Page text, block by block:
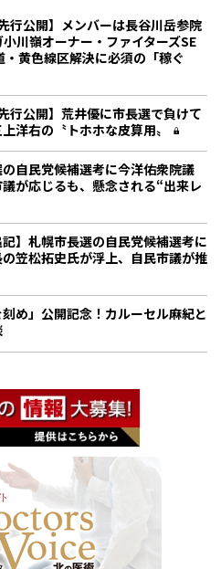
行公開】メンバーは長谷川岳参院
川嶺オーナー・ファイターズSE
黄色線区解決に必須の「稼ぐ
行公開】荒井優に市長選で負けて
洋右の〝トホホな皮算用〟
の自民党候補選考に今洋佑衆院議
が応じるも、懸念される“出来レ
記】札幌市長選の自民党候補選考に
笠松拓史氏が浮上、自民市議が推
め」公開記念！カルーセル麻紀と